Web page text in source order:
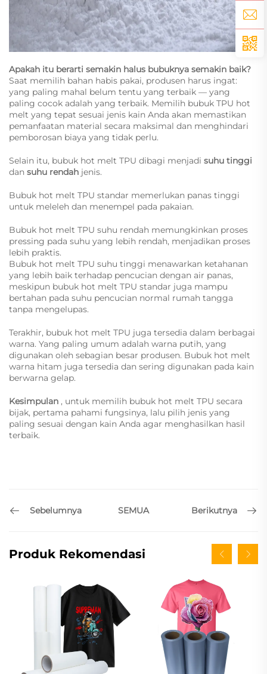
Apakah itu berarti semakin halus bubuknya semakin baik?
Saat memilih bahan habis pakai, produsen harus ingat:
yang paling mahal belum tentu yang terbaik — yang
paling cocok adalah yang terbaik. Memilih bubuk TPU hot
melt yang tepat sesuai jenis kain Anda akan memastikan
pemanfaatan material secara maksimal dan menghindari
pemborosan biaya yang tidak perlu.
Selain itu, bubuk hot melt TPU dibagi menjadi suhu tinggi
dan suhu rendah jenis.
Bubuk hot melt TPU standar memerlukan panas tinggi
untuk meleleh dan menempel pada pakaian.
Bubuk hot melt TPU suhu rendah memungkinkan proses
pressing pada suhu yang lebih rendah, menjadikan proses
lebih praktis.
Bubuk hot melt TPU suhu tinggi menawarkan ketahanan
yang lebih baik terhadap pencucian dengan air panas,
meskipun bubuk hot melt TPU standar juga mampu
bertahan pada suhu pencucian normal rumah tangga
tanpa mengelupas.
Terakhir, bubuk hot melt TPU juga tersedia dalam berbagai
warna. Yang paling umum adalah warna putih, yang
digunakan oleh sebagian besar produsen. Bubuk hot melt
warna hitam juga tersedia dan sering digunakan pada kain
berwarna gelap.
Kesimpulan , untuk memilih bubuk hot melt TPU secara
bijak, pertama pahami fungsinya, lalu pilih jenis yang
paling sesuai dengan kain Anda agar menghasilkan hasil
terbaik.
Sebelumnya SEMUA Berikutnya
Produk Rekomendasi